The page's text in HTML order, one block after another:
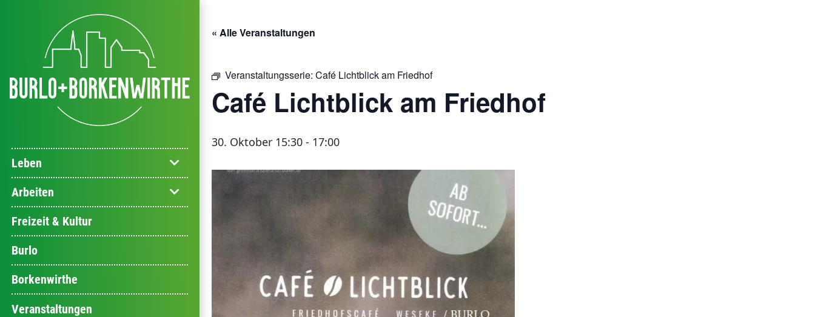
Leben
Arbeiten
Freizeit & Kultur
Burlo
Borkenwirthe
Veranstaltungen
« Alle Veranstaltungen
Veranstaltungsserie:Café Lichtblick am Friedhof
Café Lichtblick am Friedhof
30. Oktober 15:30 - 17:00